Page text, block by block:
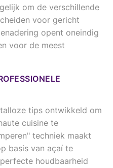
om de verschillende
voor gericht
opent oneindig
voor de meest
tips ontwikkeld om
cuisine te
techniek maakt
basis van açaí te
houdbaarheid